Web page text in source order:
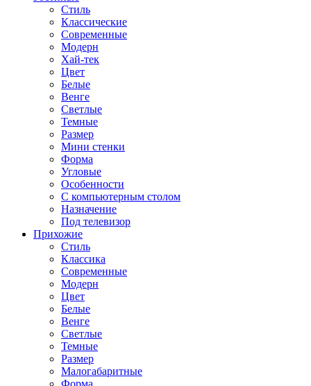
Стиль
Классические
Современные
Модерн
Хай-тек
Цвет
Белые
Венге
Светлые
Темные
Размер
Мини стенки
Форма
Угловые
Особенности
С компьютерным столом
Назначение
Под телевизор
Прихожие
Стиль
Классика
Современные
Модерн
Цвет
Белые
Венге
Светлые
Темные
Размер
Малогабаритные
Форма